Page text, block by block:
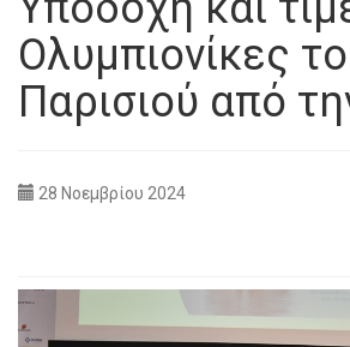
Ολυμπιονίκες
Παρισιού από
28 Νοεμβρίου 2024